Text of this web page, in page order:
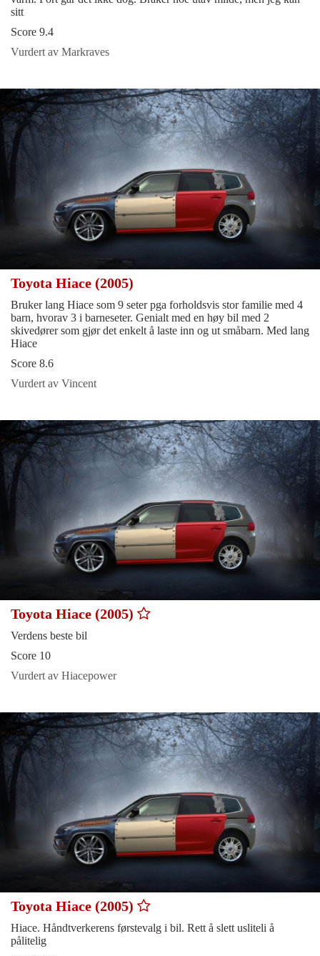
sitt
Score 9.4
Vurdert av Markraves
Toyota Hiace (2005)
Bruker lang Hiace som 9 seter pga forholdsvis stor familie med 4
barn, hvorav 3 i barneseter. Genialt med en høy bil med 2
skivedører som gjør det enkelt å laste inn og ut småbarn. Med lang
Hiace
Score 8.6
Vurdert av Vincent
Toyota Hiace (2005)
Verdens beste bil
Score 10
Vurdert av Hiacepower
Toyota Hiace (2005)
Hiace. Håndtverkerens førstevalg i bil. Rett å slett usliteli å
pålitelig